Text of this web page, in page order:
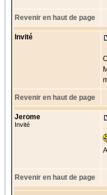
Revenir en haut de page
Invité
Revenir en haut de page
Jerome
Invité
Revenir en haut de page